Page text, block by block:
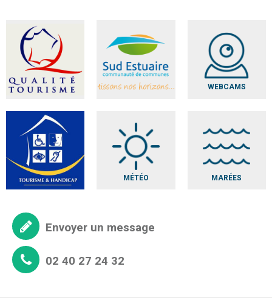
WEBCAMS
MÉTÉO MARÉES
Envoyer un message
02 40 27 24 32